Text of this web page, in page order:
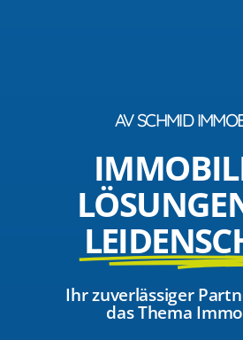
AV SCHMID
Ihr zuverlässiger
das Thema